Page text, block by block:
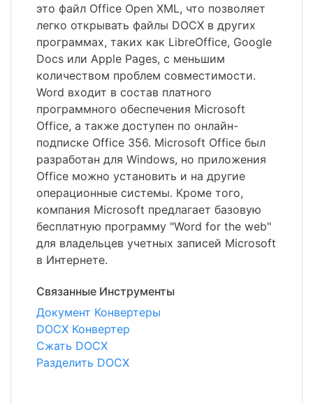
это файл Office Open XML, что позволяет
легко открывать файлы DOCX в других
программах, таких как LibreOffice, Google
Docs или Apple Pages, с меньшим
количеством проблем совместимости.
Word входит в состав платного
программного обеспечения Microsoft
Office, а также доступен по онлайн-
подписке Office 356. Microsoft Office был
разработан для Windows, но приложения
Office можно установить и на другие
операционные системы. Кроме того,
компания Microsoft предлагает базовую
бесплатную программу "Word for the web"
для владельцев учетных записей Microsoft
в Интернете.
Связанные Инструменты
Документ Конвертеры
DOCX Конвертер
Сжать DOCX
Разделить DOCX